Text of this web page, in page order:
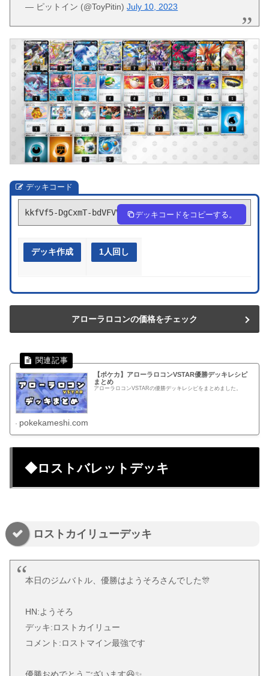
— ピットイン (@ToyPitin)July 10, 2023
デッキコード
kkfVf5-DgCxmT-bdVFVV デッキコードをコピーする。
デッキ作成 1人回し
アローラロコンの価格をチェック
【ポケカ】アローラロコンVSTAR優勝デッキレシピ
まとめ
アローラロコンVSTARの優勝デッキレシピをまとめました。
pokekameshi.com
◆ロストバレットデッキ
ロストカイリューデッキ
本日のジムバトル、優勝はようそろさんでした🎊
HN:ようそろ
デッキ:ロストカイリュー
コメント:ロストマイン最強です